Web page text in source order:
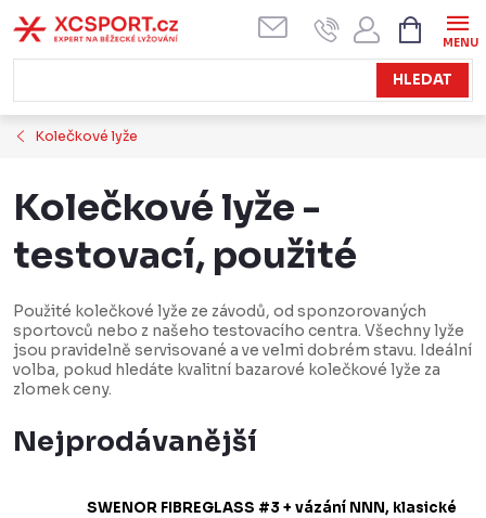
na
obsah
HLEDAT
KOŠÍK
Kolečkové lyže
Kolečkové lyže -
testovací, použité
Použité kolečkové lyže ze závodů, od sponzorovaných
sportovců nebo z našeho testovacího centra. Všechny lyže
jsou pravidelně servisované a ve velmi dobrém stavu. Ideální
volba, pokud hledáte kvalitní bazarové kolečkové lyže za
zlomek ceny.
Nejprodávanější
SWENOR FIBREGLASS #3 + vázání NNN, klasické